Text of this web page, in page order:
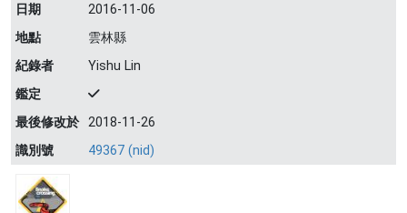
日期
2016-11-06
地點
雲林縣
紀錄者
Yishu Lin
鑑定
最後修改於 2018-11-26
識別號
49367 (nid)